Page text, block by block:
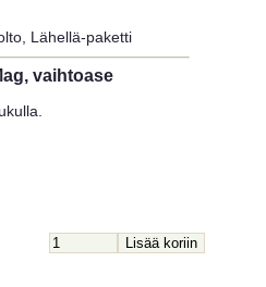
Lähellä-paketti
vaihtoase